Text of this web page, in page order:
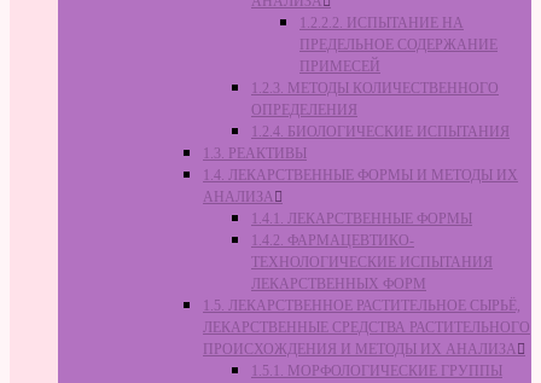
1.2.2.2. ИСПЫТАНИЕ НА
ПРЕДЕЛЬНОЕ СОДЕРЖАНИЕ
ПРИМЕСЕЙ
1.2.3. МЕТОДЫ КОЛИЧЕСТВЕННОГО
ОПРЕДЕЛЕНИЯ
1.2.4. БИОЛОГИЧЕСКИЕ ИСПЫТАНИЯ
1.3. РЕАКТИВЫ
1.4. ЛЕКАРСТВЕННЫЕ ФОРМЫ И МЕТОДЫ ИХ
АНАЛИЗА
1.4.1. ЛЕКАРСТВЕННЫЕ ФОРМЫ
1.4.2. ФАРМАЦЕВТИКО-
ТЕХНОЛОГИЧЕСКИЕ ИСПЫТАНИЯ
ЛЕКАРСТВЕННЫХ ФОРМ
1.5. ЛЕКАРСТВЕННОЕ РАСТИТЕЛЬНОЕ СЫРЬЁ,
ЛЕКАРСТВЕННЫЕ СРЕДСТВА РАСТИТЕЛЬНОГО
ПРОИСХОЖДЕНИЯ И МЕТОДЫ ИХ АНАЛИЗА
1.5.1. МОРФОЛОГИЧЕСКИЕ ГРУППЫ